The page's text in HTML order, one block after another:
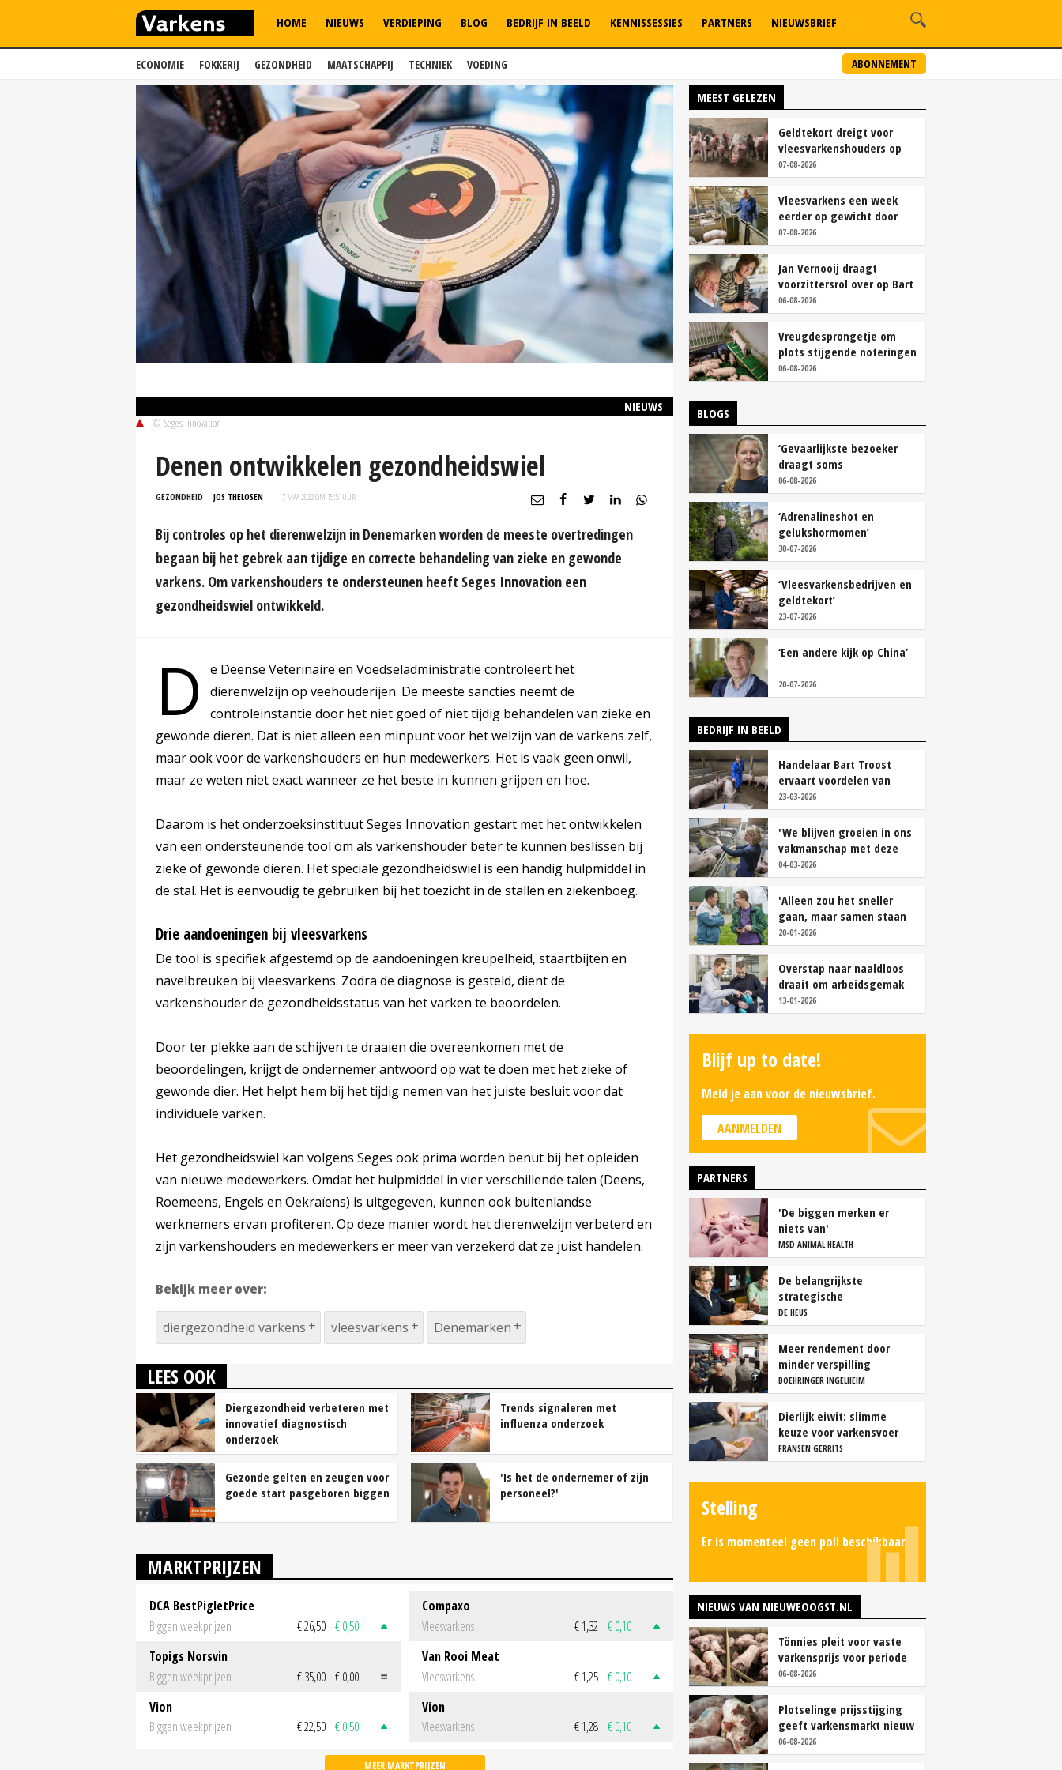
ECONOMIE FOKKERIJ GEZONDHEID MAATSCHAPPIJ TECHNIEK VOEDING ABONNEMENT
HOME NIEUWS VERDIEPING BLOG BEDRIJF IN BEELD KENNISSESSIES PARTNERS NIEUWSBRIEF
NIEUWS
© Seges Innovation
Denen ontwikkelen gezondheidswiel
GEZONDHEID JOS THELOSEN 17 MAA 2022 OM 15:51UUR
Bij controles op het dierenwelzijn in Denemarken worden de meeste overtredingen
begaan bij het gebrek aan tijdige en correcte behandeling van zieke en gewonde
varkens. Om varkenshouders te ondersteunen heeft Seges Innovation een
gezondheidswiel ontwikkeld.
D
e Deense Veterinaire en Voedseladministratie controleert het
dierenwelzijn op veehouderijen. De meeste sancties neemt de
controleinstantie door het niet goed of niet tijdig behandelen van zieke en
gewonde dieren. Dat is niet alleen een minpunt voor het welzijn van de varkens zelf,
maar ook voor de varkenshouders en hun medewerkers. Het is vaak geen onwil,
maar ze weten niet exact wanneer ze het beste in kunnen grijpen en hoe.
Daarom is het onderzoeksinstituut Seges Innovation gestart met het ontwikkelen
van een ondersteunende tool om als varkenshouder beter te kunnen beslissen bij
zieke of gewonde dieren. Het speciale gezondheidswiel is een handig hulpmiddel in
de stal. Het is eenvoudig te gebruiken bij het toezicht in de stallen en ziekenboeg.
Drie aandoeningen bij vleesvarkens
De tool is specifiek afgestemd op de aandoeningen kreupelheid, staartbijten en
navelbreuken bij vleesvarkens. Zodra de diagnose is gesteld, dient de
varkenshouder de gezondheidsstatus van het varken te beoordelen.
Door ter plekke aan de schijven te draaien die overeenkomen met de
beoordelingen, krijgt de ondernemer antwoord op wat te doen met het zieke of
gewonde dier. Het helpt hem bij het tijdig nemen van het juiste besluit voor dat
individuele varken.
Het gezondheidswiel kan volgens Seges ook prima worden benut bij het opleiden
van nieuwe medewerkers. Omdat het hulpmiddel in vier verschillende talen (Deens,
Roemeens, Engels en Oekraïens) is uitgegeven, kunnen ook buitenlandse
werknemers ervan profiteren. Op deze manier wordt het dierenwelzijn verbeterd en
zijn varkenshouders en medewerkers er meer van verzekerd dat ze juist handelen.
Bekijk meer over:
diergezondheid varkens vleesvarkens Denemarken
LEES OOK
Diergezondheid verbeteren met
innovatief diagnostisch
onderzoek
Trends signaleren met
influenza onderzoek
Gezonde gelten en zeugen voor
goede start pasgeboren biggen
'Is het de ondernemer of zijn
personeel?'
MARKTPRIJZEN
DCA BestPigletPrice
Biggen weekprijzen
€ 26,50 € 0,50
Topigs Norsvin
Biggen weekprijzen
€ 35,00 € 0,00
Vion
Biggen weekprijzen
€ 22,50 € 0,50
Compaxo
Vleesvarkens
€ 1,32 € 0,10
Van Rooi Meat
Vleesvarkens
€ 1,25 € 0,10
Vion
Vleesvarkens
€ 1,28 € 0,10
MEER MARKTPRIJZEN
MEEST GELEZEN
Geldtekort dreigt voor
vleesvarkenshouders op
vrije markt
07-08-2026
Vleesvarkens een week
eerder op gewicht door
continu aanbod van
brijvoer
07-08-2026
Jan Vernooij draagt
voorzittersrol over op Bart
Camps
06-08-2026
Vreugdesprongetje om
plots stijgende noteringen
06-08-2026
BLOGS
‘Gevaarlijkste bezoeker
draagt soms
overschoenen’
06-08-2026
‘Adrenalineshot en
gelukshormomen’
30-07-2026
‘Vleesvarkensbedrijven en
geldtekort’
23-07-2026
‘Een andere kijk op China’
20-07-2026
BEDRIJF IN BEELD
Handelaar Bart Troost
ervaart voordelen van
coöperatieve voerfusie
23-03-2026
'We blijven groeien in ons
vakmanschap met deze
teamaanpak'
04-03-2026
'Alleen zou het sneller
gaan, maar samen staan
we stukken sterker'
20-01-2026
Overstap naar naaldloos
draait om arbeidsgemak
en diervriendelijkheid
13-01-2026
Blijf up to date!
Meld je aan voor de nieuwsbrief.
AANMELDEN
PARTNERS
'De biggen merken er
niets van'
MSD ANIMAL HEALTH
De belangrijkste
strategische
overwegingen van
vleesvarkenshouders
DE HEUS
Meer rendement door
minder verspilling
BOEHRINGER INGELHEIM
Dierlijk eiwit: slimme
keuze voor varkensvoer
FRANSEN GERRITS
Stelling
Er is momenteel geen poll beschikbaar.
NIEUWS VAN NIEUWEOOGST.NL
Tönnies pleit voor vaste
varkensprijs voor periode
van zes maanden
06-08-2026
Plotselinge prijsstijging
geeft varkensmarkt nieuw
perspectief
06-08-2026